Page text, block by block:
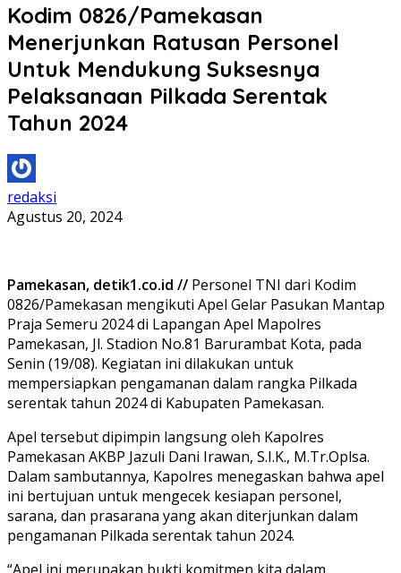
Kodim 0826/Pamekasan
Menerjunkan Ratusan Personel
Untuk Mendukung Suksesnya
Pelaksanaan Pilkada Serentak
Tahun 2024
redaksi
Agustus 20, 2024
Pamekasan, detik1.co.id // Personel TNI dari Kodim
0826/Pamekasan mengikuti Apel Gelar Pasukan Mantap
Praja Semeru 2024 di Lapangan Apel Mapolres
Pamekasan, Jl. Stadion No.81 Barurambat Kota, pada
Senin (19/08). Kegiatan ini dilakukan untuk
mempersiapkan pengamanan dalam rangka Pilkada
serentak tahun 2024 di Kabupaten Pamekasan.
Apel tersebut dipimpin langsung oleh Kapolres
Pamekasan AKBP Jazuli Dani Irawan, S.I.K., M.Tr.Oplsa.
Dalam sambutannya, Kapolres menegaskan bahwa apel
ini bertujuan untuk mengecek kesiapan personel,
sarana, dan prasarana yang akan diterjunkan dalam
pengamanan Pilkada serentak tahun 2024.